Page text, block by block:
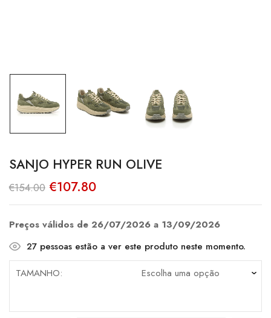
SANJO HYPER RUN OLIVE
€154.00 O
preço
original
€154.00.
€107.80O
atual
€107.80.
Preços válidos de 26/07/2026 a 13/09/2026
27 pessoas estão a ver este produto neste momento.
TAMANHO